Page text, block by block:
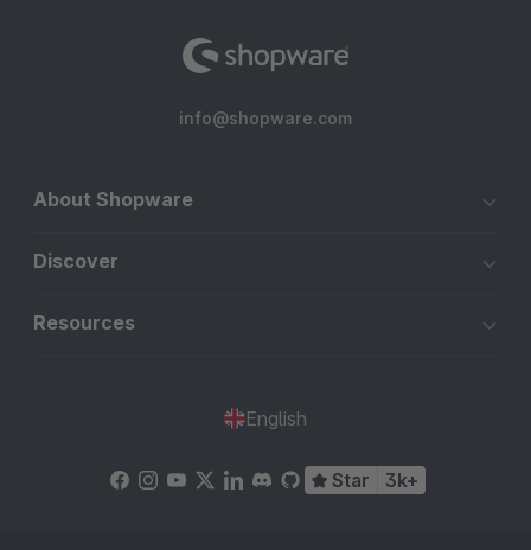
info@shopware.com
About Shopware
Discover
Resources
English
Star 3k+